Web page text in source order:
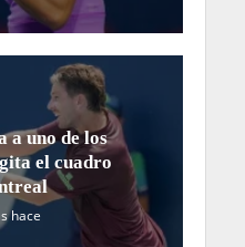
uno de los
el cuadro
hace